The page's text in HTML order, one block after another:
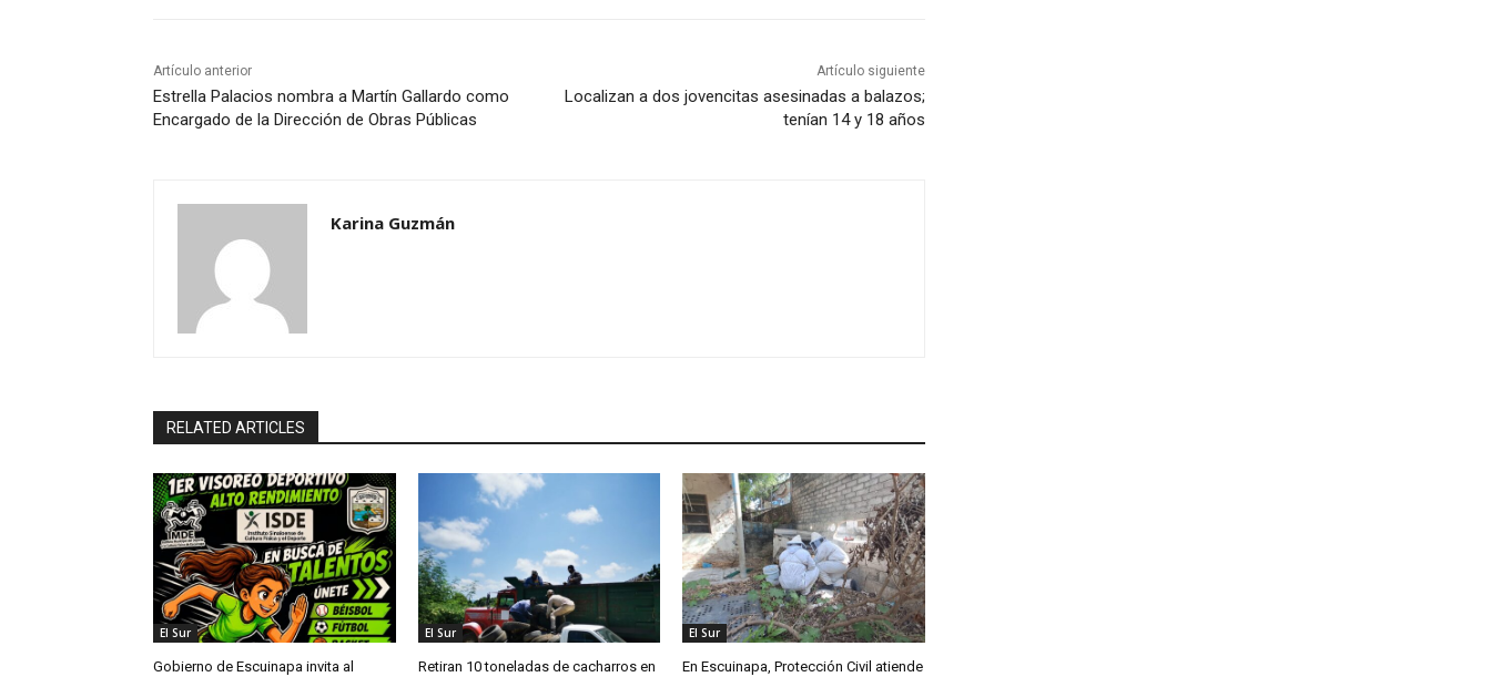
Artículo anterior
Estrella Palacios nombra a Martín Gallardo como
Encargado de la Dirección de Obras Públicas
Artículo siguiente
Localizan a dos jovencitas asesinadas a balazos;
tenían 14 y 18 años
Karina Guzmán
RELATED ARTICLES
El Sur
Gobierno de Escuinapa invita al
El Sur
Retiran 10 toneladas de cacharros en
El Sur
En Escuinapa, Protección Civil atiende